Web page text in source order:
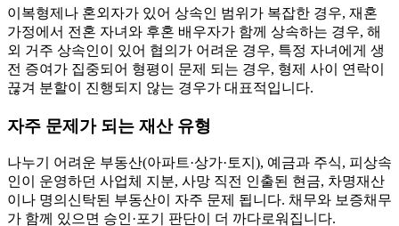
이복형제나 혼외자가 있어 상속인 범위가 복잡한 경우, 재혼
가정에서 전혼 자녀와 후혼 배우자가 함께 상속하는 경우, 해
외 거주 상속인이 있어 협의가 어려운 경우, 특정 자녀에게 생
전 증여가 집중되어 형평이 문제 되는 경우, 형제 사이 연락이
끊겨 분할이 진행되지 않는 경우가 대표적입니다.
자주 문제가 되는 재산 유형
나누기 어려운 부동산(아파트·상가·토지), 예금과 주식, 피상속
인이 운영하던 사업체 지분, 사망 직전 인출된 현금, 차명재산
이나 명의신탁된 부동산이 자주 문제 됩니다. 채무와 보증채무
가 함께 있으면 승인·포기 판단이 더 까다로워집니다.